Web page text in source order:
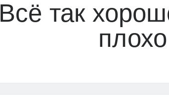
Всё так
плохо